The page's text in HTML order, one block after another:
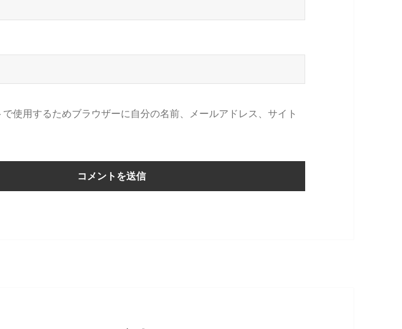
使用するためブラウザーに自分の名前、メールアドレス、サイト